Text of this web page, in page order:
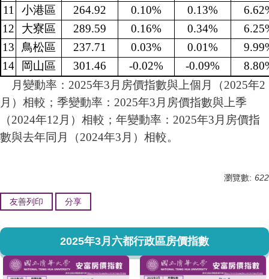
11
小港區 264.92 0.10% 0.13%
12
大寮區 289.59 0.16% 0.34%
13
鳥松區 237.71 0.03% 0.01%
14
岡山區 301.46 -0.02% -0.09%
月變動率：2025年3月房價指數與上個月（2025年2
月）相較；季變動率：2025年3月房價指數與上季
（2024年12月）相較；年變動率：2025年3月房價指
數與去年同月（2024年3月）相較。
瀏覽數: 622
友善列印 分享
2025年3月六都行政區房價指數